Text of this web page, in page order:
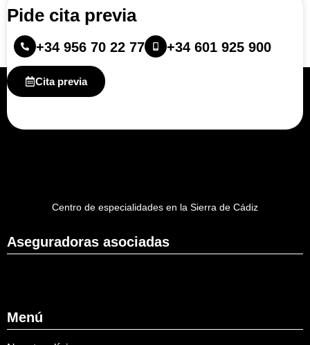
Pide cita previa
+34 956 70 22 77 +34 601 925 900
Cita previa
Centro de especialidades en la Sierra de Cádiz
Aseguradoras asociadas
Menú